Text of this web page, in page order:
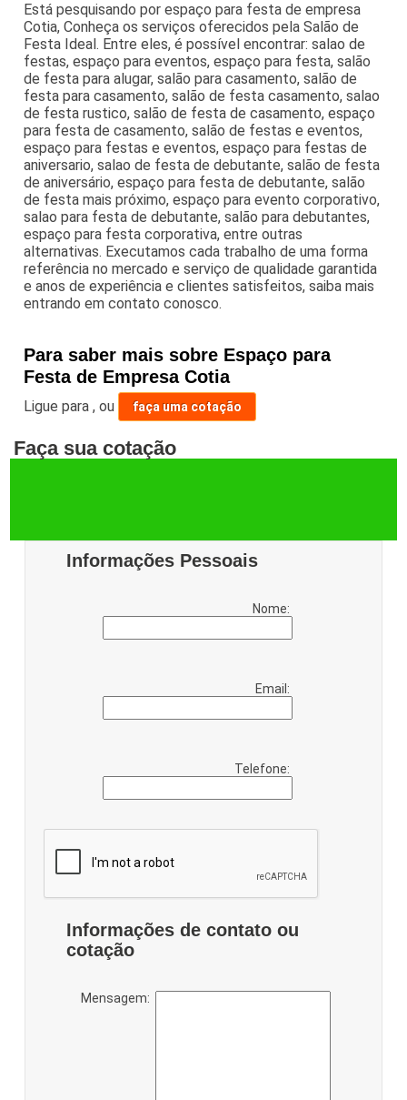
Está pesquisando por espaço para festa de empresa
Cotia, Conheça os serviços oferecidos pela Salão de
Festa Ideal. Entre eles, é possível encontrar: salao de
festas, espaço para eventos, espaço para festa, salão
de festa para alugar, salão para casamento, salão de
festa para casamento, salão de festa casamento, salao
de festa rustico, salão de festa de casamento, espaço
para festa de casamento, salão de festas e eventos,
espaço para festas e eventos, espaço para festas de
aniversario, salao de festa de debutante, salão de festa
de aniversário, espaço para festa de debutante, salão
de festa mais próximo, espaço para evento corporativo,
salao para festa de debutante, salão para debutantes,
espaço para festa corporativa, entre outras
alternativas. Executamos cada trabalho de uma forma
referência no mercado e serviço de qualidade garantida
e anos de experiência e clientes satisfeitos, saiba mais
entrando em contato conosco.
Para saber mais sobre Espaço para
Festa de Empresa Cotia
Ligue para,ou faça uma cotação
Faça sua cotação
Informações Pessoais
Nome:
Email:
Telefone:
Informações de contato ou
cotação
Mensagem: